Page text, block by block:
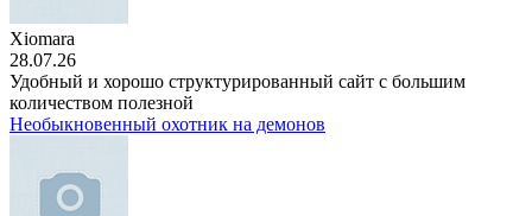
Xiomara
28.07.26
Удобный и хорошо структурированный сайт с большим
количеством полезной
Необыкновенный охотник на демонов